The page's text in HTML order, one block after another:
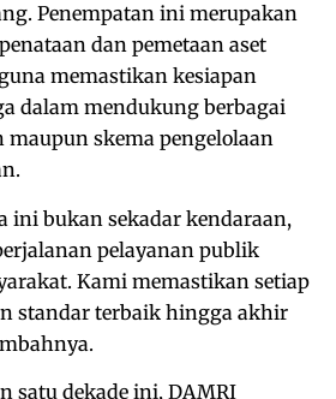
Penempatan ini merupakan
dan pemetaan aset
memastikan kesiapan
dalam mendukung berbagai
skema pengelolaan
ini bukan sekadar kendaraan,
pelayanan publik
Kami memastikan setiap
standar terbaik hingga akhir
satu dekade ini, DAMRI